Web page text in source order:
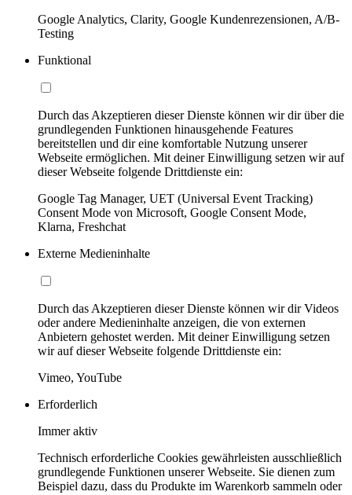
Google Analytics, Clarity, Google Kundenrezensionen, A/B-
Testing
Funktional
Durch das Akzeptieren dieser Dienste können wir dir über die
grundlegenden Funktionen hinausgehende Features
bereitstellen und dir eine komfortable Nutzung unserer
Webseite ermöglichen. Mit deiner Einwilligung setzen wir auf
dieser Webseite folgende Drittdienste ein:
Google Tag Manager, UET (Universal Event Tracking)
Consent Mode von Microsoft, Google Consent Mode,
Klarna, Freshchat
Externe Medieninhalte
Durch das Akzeptieren dieser Dienste können wir dir Videos
oder andere Medieninhalte anzeigen, die von externen
Anbietern gehostet werden. Mit deiner Einwilligung setzen
wir auf dieser Webseite folgende Drittdienste ein:
Vimeo, YouTube
Erforderlich
Immer aktiv
Technisch erforderliche Cookies gewährleisten ausschließlich
grundlegende Funktionen unserer Webseite. Sie dienen zum
Beispiel dazu, dass du Produkte im Warenkorb sammeln oder